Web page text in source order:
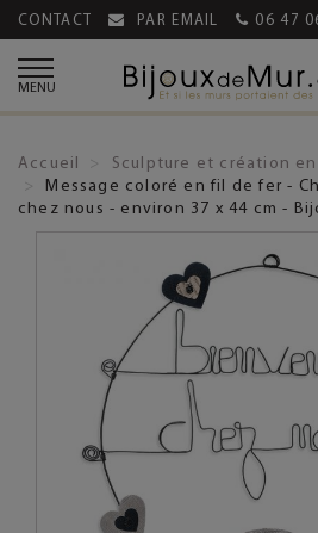
CONTACT PAR EMAIL 06 47
MENU
Accueil Sculpture et création
Message coloré en fil de fer -
chez nous - environ 37 x 44 cm -